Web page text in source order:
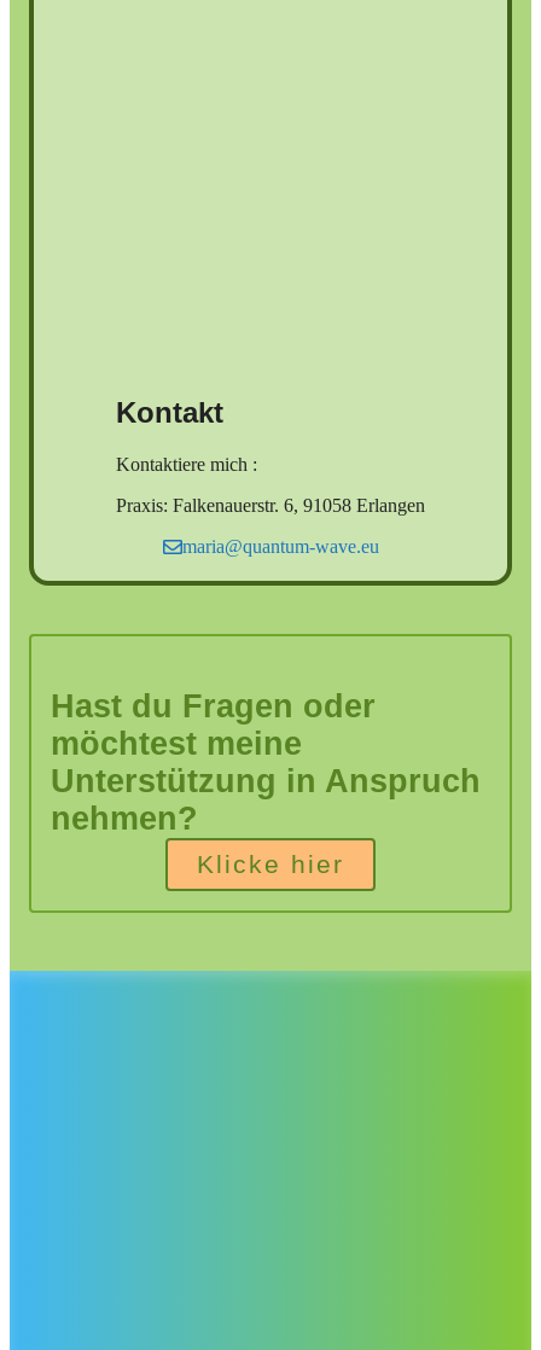
Kontakt
Kontaktiere mich :
Praxis: Falkenauerstr. 6, 91058 Erlangen
maria@quantum-wave.eu
Hast du Fragen oder
möchtest meine
Unterstützung in Anspruch
nehmen?
Klicke hier